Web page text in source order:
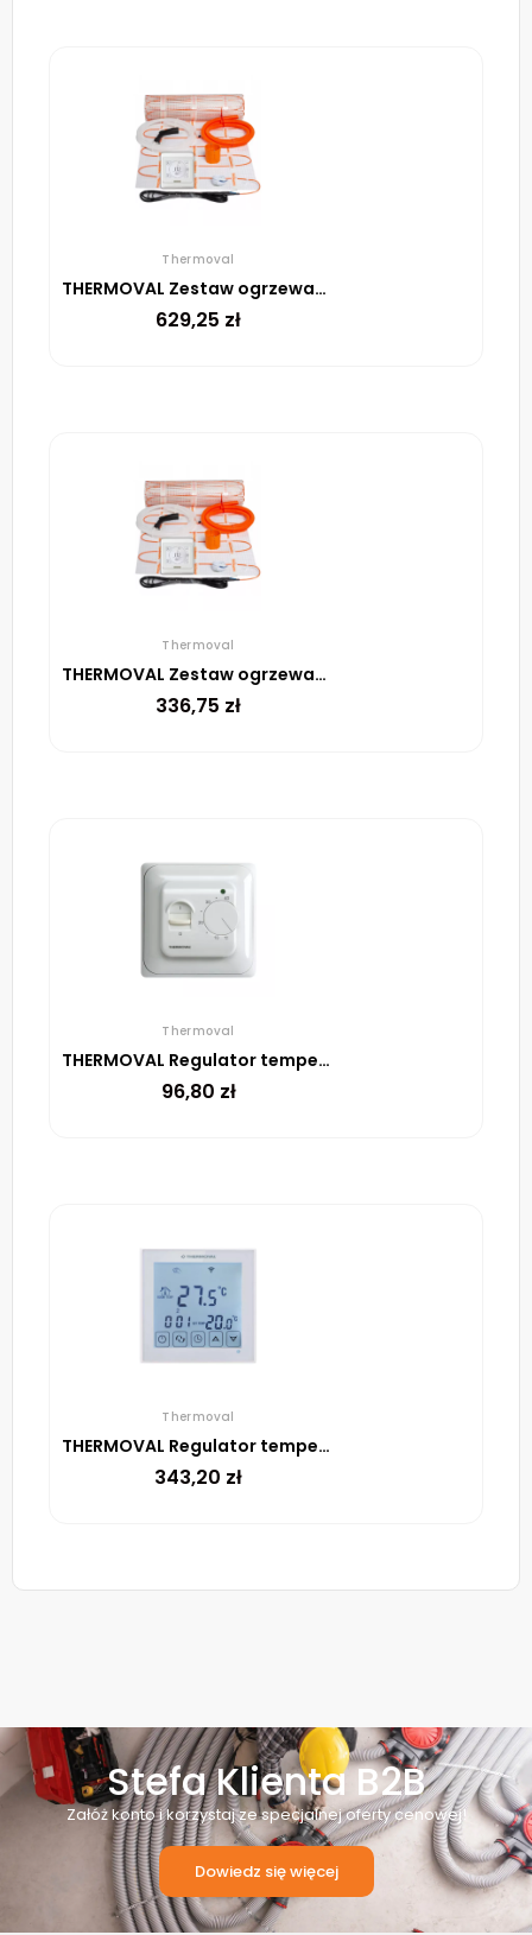
Thermoval
THERMOVAL Zestaw ogrzewania podłogowego – mata TV TO 3m² 170W/m² regulator TT 16 biały
629,25 zł
Thermoval
THERMOVAL Zestaw ogrzewania podłogowego – mata TV TO 0,5m² 170W/m² regulator TT 16 biały
336,75 zł
Thermoval
THERMOVAL Regulator temperatury TVM 05 Biały
96,80 zł
Thermoval
THERMOVAL Regulator temperatury TVT 31 WiFi Biały
343,20 zł
Stefa Klienta B2B
Załóż konto i korzystaj ze specjalnej oferty cenowej!
Dowiedz się więcej